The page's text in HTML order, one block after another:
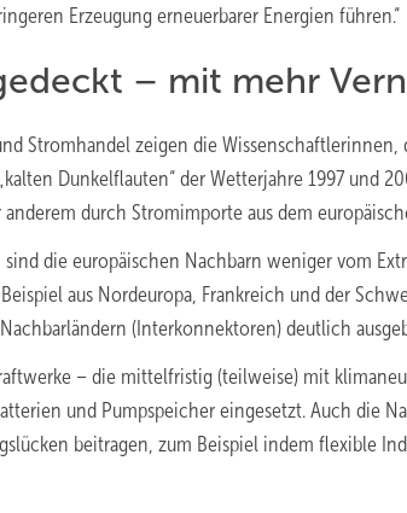
Erzeugung erneuerbarer Energien führen.“
– mit mehr
Stromhandel zeigen die Wissenschaftlerinnen,
Dunkelflauten“ der Wetterjahre 1997 und
durch Stromimporte aus dem
die europäischen Nachbarn weniger vom
aus Nordeuropa, Frankreich und der
(Interkonnektoren) deutlich
– die mittelfristig (teilweise) mit
und Pumpspeicher eingesetzt. Auch die
beitragen, zum Beispiel indem flexible